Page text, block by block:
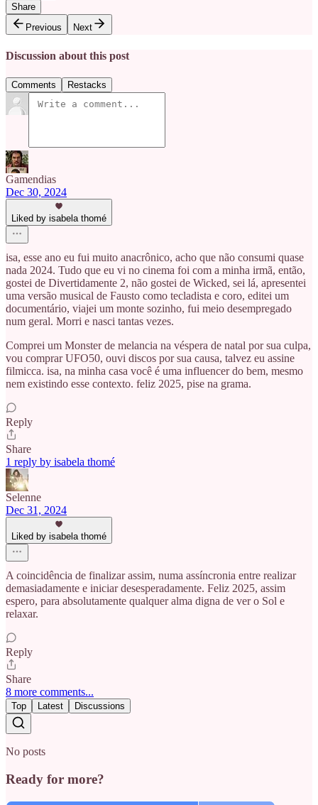
Share
Previous
Next
Discussion about this post
Comments Restacks
Gamendias
Dec 30, 2024
Liked by isabela thomé
isa, esse ano eu fui muito anacrônico, acho que não consumi quase
nada 2024. Tudo que eu vi no cinema foi com a minha irmã, então,
gostei de Divertidamente 2, não gostei de Wicked, sei lá, apresentei
uma versão musical de Fausto como tecladista e coro, editei um
documentário, viajei um monte sozinho, fui meio desempregado
num geral. Morri e nasci tantas vezes.
Comprei um Monster de melancia na véspera de natal por sua culpa,
vou comprar UFO50, ouvi discos por sua causa, talvez eu assine
filmicca. isa, na minha casa você é uma influencer do bem, mesmo
nem existindo esse contexto. feliz 2025, pise na grama.
Reply
Share
1 reply by isabela thomé
Selenne
Dec 31, 2024
Liked by isabela thomé
A coincidência de finalizar assim, numa assíncronia entre realizar
demasiadamente e iniciar desesperadamente. Feliz 2025, assim
espero, para absolutamente qualquer alma digna de ver o Sol e
relaxar.
Reply
Share
8 more comments...
Top Latest Discussions
No posts
Ready for more?